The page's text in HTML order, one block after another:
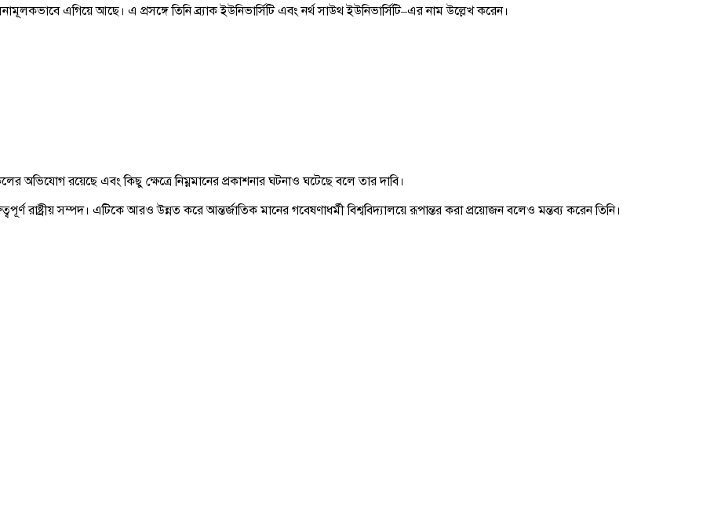
এগিয়ে আছে। এ প্রসঙ্গে তিনি ব্র্যাক ইউনিভার্সিটি এবং নর্থ সাউথ ইউনিভার্সিটি–এর নাম উল্লেখ করেন।
অভিযোগ রয়েছে এবং কিছু ক্ষেত্রে নিম্নমানের প্রকাশনার ঘটনাও ঘটেছে বলে তার দাবি।
রাষ্ট্রীয় সম্পদ। এটিকে আরও উন্নত করে আন্তর্জাতিক মানের গবেষণাধর্মী বিশ্ববিদ্যালয়ে রূপান্তর করা প্রয়োজন বলেও মন্তব্য করেন তিনি।